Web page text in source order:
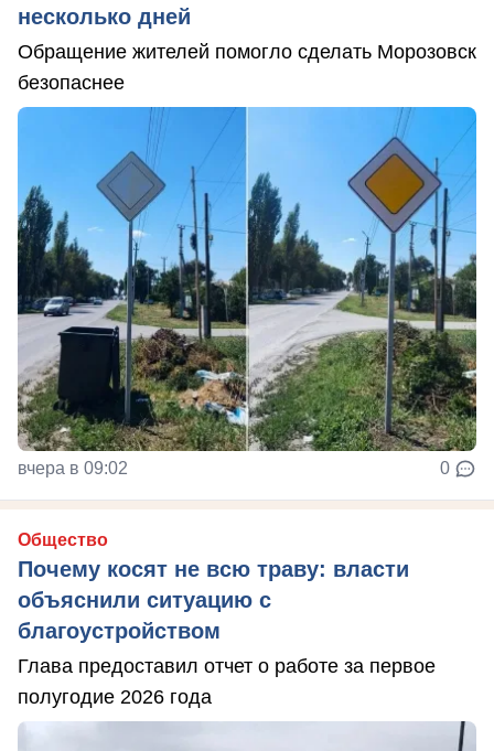
несколько дней
Обращение жителей помогло сделать Морозовск
безопаснее
вчера в 09:02 0
Общество
Почему косят не всю траву: власти
объяснили ситуацию с
благоустройством
Глава предоставил отчет о работе за первое
полугодие 2026 года